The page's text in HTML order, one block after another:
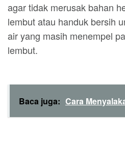
agar tidak merusak bahan
lembut atau handuk bersih
air yang masih menempel
lembut.
Baca juga: Cara